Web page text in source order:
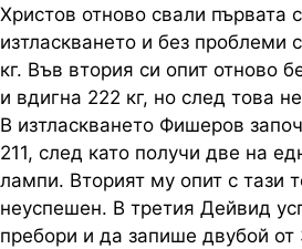
Христов отново свали първата
изтласкването и без проблеми
кг. Във втория си опит отново
и вдигна 222 кг, но след това
В изтласкването Фишеров
211, след като получи две на
лампи. Вторият му опит с тази
неуспешен. В третия Дейвид
пребори и да запише двубой от